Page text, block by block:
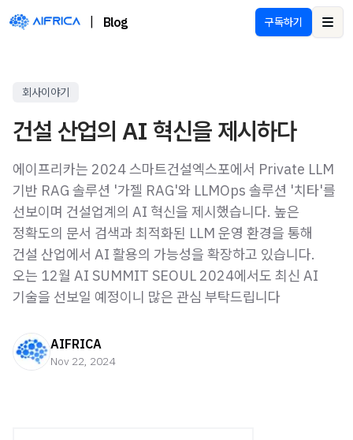
Blog 구독하기
회사이야기
건설 산업의 AI 혁신을 제시하다
에이프리카는 2024 스마트건설엑스포에서 Private LLM
기반 RAG 솔루션 '가젤 RAG'와 LLMOps 솔루션 '치타'를
선보이며 건설업계의 AI 혁신을 제시했습니다. 높은
정확도의 문서 검색과 최적화된 LLM 운영 환경을 통해
건설 산업에서 AI 활용의 가능성을 확장하고 있습니다.
오는 12월 AI SUMMIT SEOUL 2024에서도 최신 AI
기술을 선보일 예정이니 많은 관심 부탁드립니다
AIFRICA
Nov 22, 2024